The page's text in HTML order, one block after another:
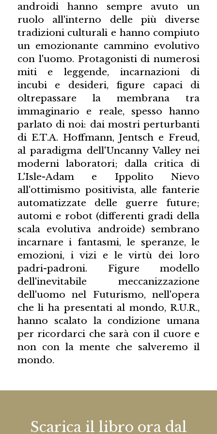
androidi hanno sempre avuto un
ruolo all'interno delle più diverse
tradizioni culturali e hanno compiuto
un emozionante cammino evolutivo
con l'uomo. Protagonisti di numerosi
miti e leggende, incarnazioni di
incubi e desideri, figure capaci di
oltrepassare la membrana tra
immaginario e reale, spesso hanno
parlato di noi: dai mostri perturbanti
di E.T.A. Hoffmann, Jentsch e Freud,
al paradigma dell'Uncanny Valley nei
moderni laboratori; dalla critica di
L'Isle-Adam e Ippolito Nievo
all'ottimismo positivista, alle fanterie
automatizzate delle guerre future;
automi e robot (differenti gradi della
scala evolutiva androide) sembrano
incarnare i fantasmi, le speranze, le
emozioni, i vizi e le virtù dei loro
padri-padroni. Figure modello
dell'inevitabile meccanizzazione
dell'uomo nel Futurismo, nell'opera
che li ha presentati al mondo, R.U.R.,
hanno scalato la condizione umana
per ricordarci che sarà con il cuore e
non con la mente che salveremo il
mondo.
Scarica il libro ora dal